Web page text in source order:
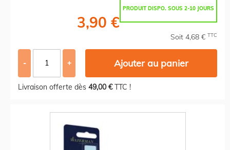
PRODUIT DISPO. SOUS 2-10 JOURS
3,90 €
Soit 4,68 € TTC
- + Ajouter au panier
Livraison offerte dès 49,00 €TTC !